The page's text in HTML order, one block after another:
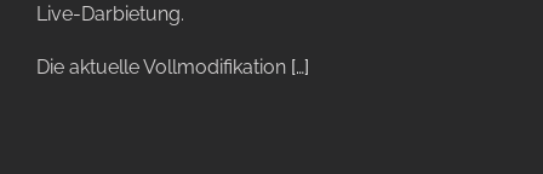
Live-Darbietung.
Die aktuelle Vollmodifikation […]